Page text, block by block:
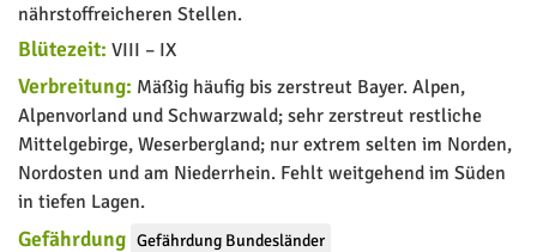
nährstoffreicheren Stellen.
Blütezeit: VIII – IX
Verbreitung: Mäßig häufig bis zerstreut Bayer. Alpen,
Alpenvorland und Schwarzwald; sehr zerstreut restliche
Mittelgebirge, Weserbergland; nur extrem selten im Norden,
Nordosten und am Niederrhein. Fehlt weitgehend im Süden
in tiefen Lagen.
Gefährdung Gefährdung Bundesländer